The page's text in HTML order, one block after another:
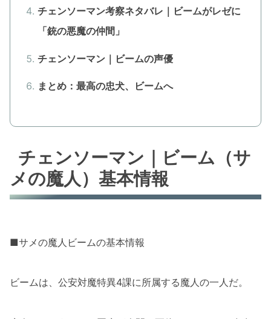
チェンソーマン考察ネタバレ｜ビームがレゼに
「銃の悪魔の仲間」
チェンソーマン｜ビームの声優
まとめ：最高の忠犬、ビームへ
チェンソーマン｜ビーム（サ
メの魔人）基本情報
■サメの魔人ビームの基本情報
ビームは、公安対魔特異4課に所属する魔人の一人だ。